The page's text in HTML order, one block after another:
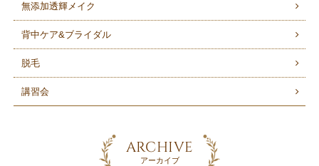
無添加透輝メイク
背中ケア&ブライダル
脱毛
講習会
ARCHIVE
アーカイブ